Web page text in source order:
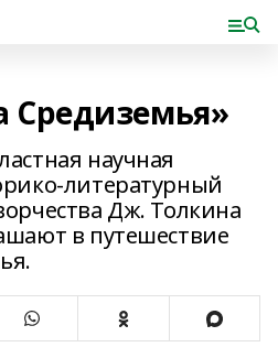
Средиземья»
научная
литературный
Дж. Толкина
в путешествие